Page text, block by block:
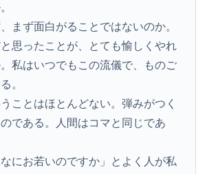
まず面白がることではないのか。
思ったことが、とても愉しくやれ
私はいつでもこの流儀で、ものご
。
ことはほとんどない。弾みがつく
である。人間はコマと同じであ
なにお若いのですか」とよく人が私